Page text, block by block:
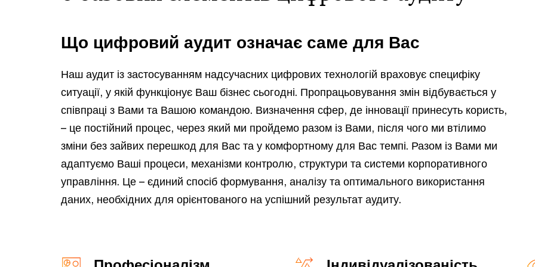
Що цифровий аудит означає саме для Вас
Наш аудит із застосуванням надсучасних цифрових технологій враховує специфіку
ситуації, у якій функціонує Ваш бізнес сьогодні. Пропрацьовування змін відбувається у
співпраці з Вами та Вашою командою. Визначення сфер, де інновації принесуть користь,
– це постійний процес, через який ми пройдемо разом із Вами, після чого ми втілимо
зміни без зайвих перешкод для Вас та у комфортному для Вас темпі. Разом із Вами ми
адаптуємо Ваші процеси, механізми контролю, структури та системи корпоративного
управління. Це – єдиний спосіб формування, аналізу та оптимального використання
даних, необхідних для орієнтованого на успішний результат аудиту.